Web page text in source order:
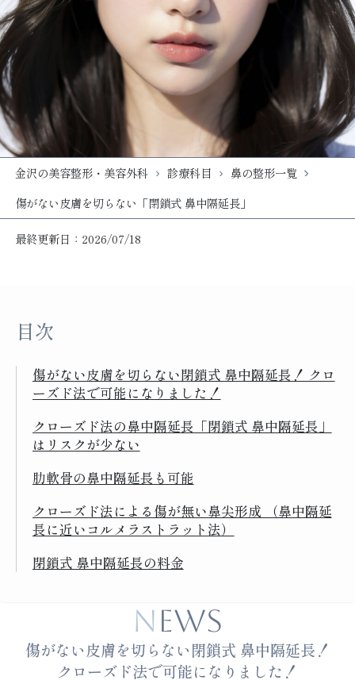
金沢の美容整形・美容外科 診療科目
鼻の整形一覧
傷がない皮膚を切らない「閉鎖式 鼻中隔延長」
最終更新日：2026/07/18
目次
傷がない皮膚を切らない閉鎖式 鼻中隔延長！ クロ
ーズド法で可能になりました！
クローズド法の鼻中隔延長「閉鎖式 鼻中隔延長」
はリスクが少ない
肋軟骨の鼻中隔延長も可能
クローズド法による傷が無い鼻尖形成 （鼻中隔延
長に近いコルメラストラット法）
閉鎖式 鼻中隔延長の料金
NEWS
傷がない皮膚を切らない閉鎖式 鼻中隔延長！
クローズド法で可能になりました！